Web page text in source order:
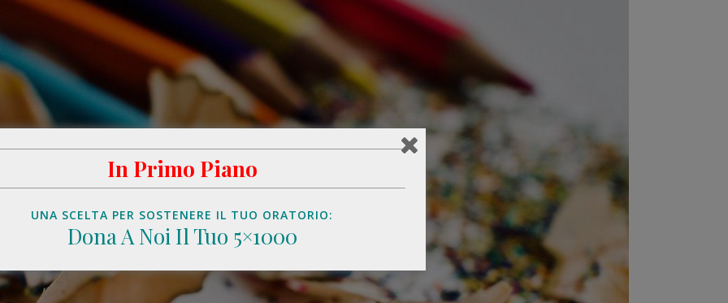
In Primo Piano
UNA SCELTA PER SOSTENERE IL TUO ORATORIO:
Dona A Noi Il Tuo 5×1000